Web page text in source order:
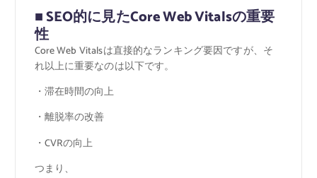
■ SEO的に見たCore Web Vitalsの重要
性
Core Web Vitalsは直接的なランキング要因ですが、そ
れ以上に重要なのは以下です。
・滞在時間の向上
・離脱率の改善
・CVRの向上
つまり、